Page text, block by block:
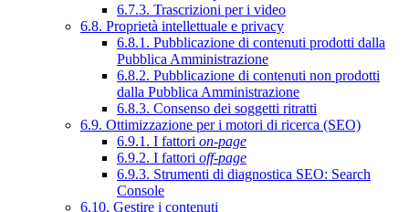
6.7.3. Trascrizioni per i video
6.8. Proprietà intellettuale e privacy
6.8.1. Pubblicazione di contenuti prodotti dalla
Pubblica Amministrazione
6.8.2. Pubblicazione di contenuti non prodotti
dalla Pubblica Amministrazione
6.8.3. Consenso dei soggetti ritratti
6.9. Ottimizzazione per i motori di ricerca (SEO)
6.9.1. I fattori on-page
6.9.2. I fattori off-page
6.9.3. Strumenti di diagnostica SEO: Search
Console
6.10. Gestire i contenuti